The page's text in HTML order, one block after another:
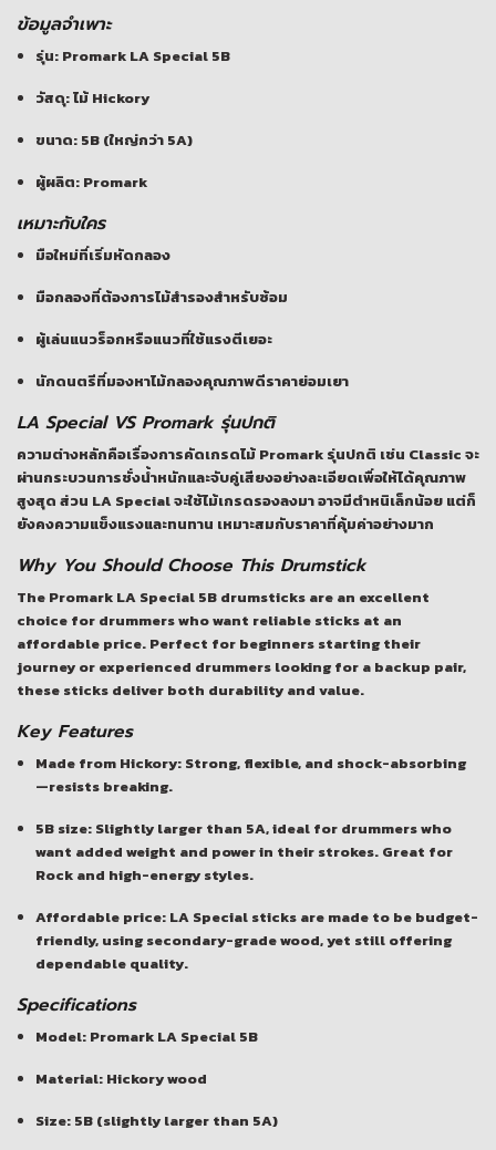
ข้อมูลจำเพาะ
รุ่น: Promark LA Special 5B
วัสดุ: ไม้ Hickory
ขนาด: 5B (ใหญ่กว่า 5A)
ผู้ผลิต: Promark
เหมาะกับใคร
มือใหม่ที่เริ่มหัดกลอง
มือกลองที่ต้องการไม้สำรองสำหรับซ้อม
ผู้เล่นแนวร็อกหรือแนวที่ใช้แรงตีเยอะ
นักดนตรีที่มองหาไม้กลองคุณภาพดีราคาย่อมเยา
LA Special VS Promark รุ่นปกติ
ความต่างหลักคือเรื่องการคัดเกรดไม้ Promark รุ่นปกติ เช่น Classic จะ
ผ่านกระบวนการชั่งน้ำหนักและจับคู่เสียงอย่างละเอียดเพื่อให้ได้คุณภาพ
สูงสุด ส่วน LA Special จะใช้ไม้เกรดรองลงมา อาจมีตำหนิเล็กน้อย แต่ก็
ยังคงความแข็งแรงและทนทาน เหมาะสมกับราคาที่คุ้มค่าอย่างมาก
Why You Should Choose This Drumstick
The Promark LA Special 5B drumsticks are an excellent
choice for drummers who want reliable sticks at an
affordable price. Perfect for beginners starting their
journey or experienced drummers looking for a backup pair,
these sticks deliver both durability and value.
Key Features
Made from Hickory: Strong, flexible, and shock-absorbing
—resists breaking.
5B size: Slightly larger than 5A, ideal for drummers who
want added weight and power in their strokes. Great for
Rock and high-energy styles.
Affordable price: LA Special sticks are made to be budget-
friendly, using secondary-grade wood, yet still offering
dependable quality.
Specifications
Model: Promark LA Special 5B
Material: Hickory wood
Size: 5B (slightly larger than 5A)